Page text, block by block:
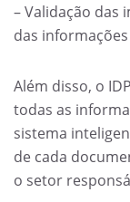
– Validação das
das
Além disso, o
todas as
sistema
de cada
o setor